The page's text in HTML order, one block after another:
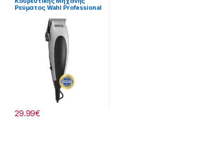
Ρεύματος Wahl Professional
29.99€